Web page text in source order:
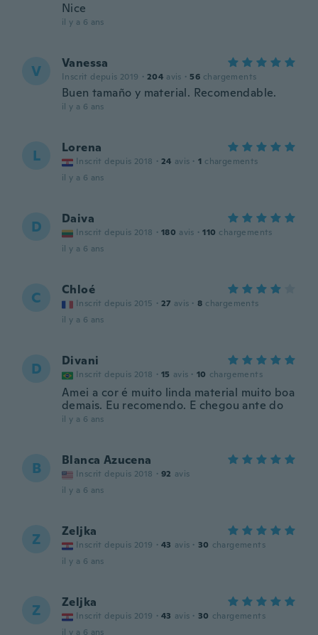
Nice
il y a 6 ans
V Vanessa
Inscrit depuis 2019 · 204 avis · 56 chargements
Buen tamaño y material. Recomendable.
il y a 6 ans
L Lorena
Inscrit depuis 2018 · 24 avis · 1 chargements
il y a 6 ans
D Daiva
Inscrit depuis 2018 · 180 avis · 110 chargements
il y a 6 ans
C Chloé
Inscrit depuis 2015 · 27 avis · 8 chargements
il y a 6 ans
D Divani
Inscrit depuis 2018 · 15 avis · 10 chargements
Amei a cor é muito linda material muito boa
demais. Eu recomendo. E chegou ante do
il y a 6 ans
B Blanca Azucena
Inscrit depuis 2018 · 92 avis
il y a 6 ans
Z Zeljka
Inscrit depuis 2019 · 43 avis · 30 chargements
il y a 6 ans
Z Zeljka
Inscrit depuis 2019 · 43 avis · 30 chargements
il y a 6 ans